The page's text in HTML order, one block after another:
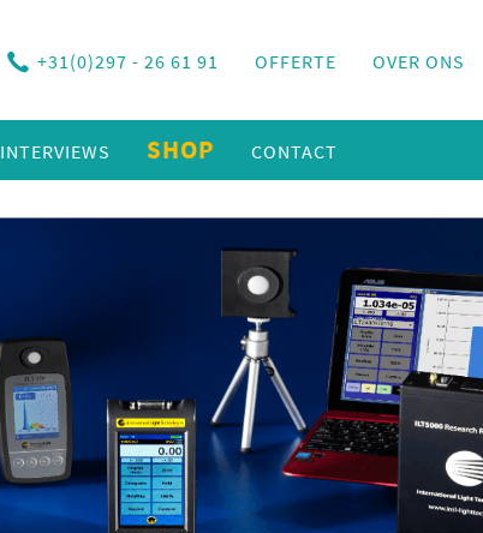
+31(0)297 - 26 61 91 OFFERTE OVER ONS
INTERVIEWS SHOP CONTACT